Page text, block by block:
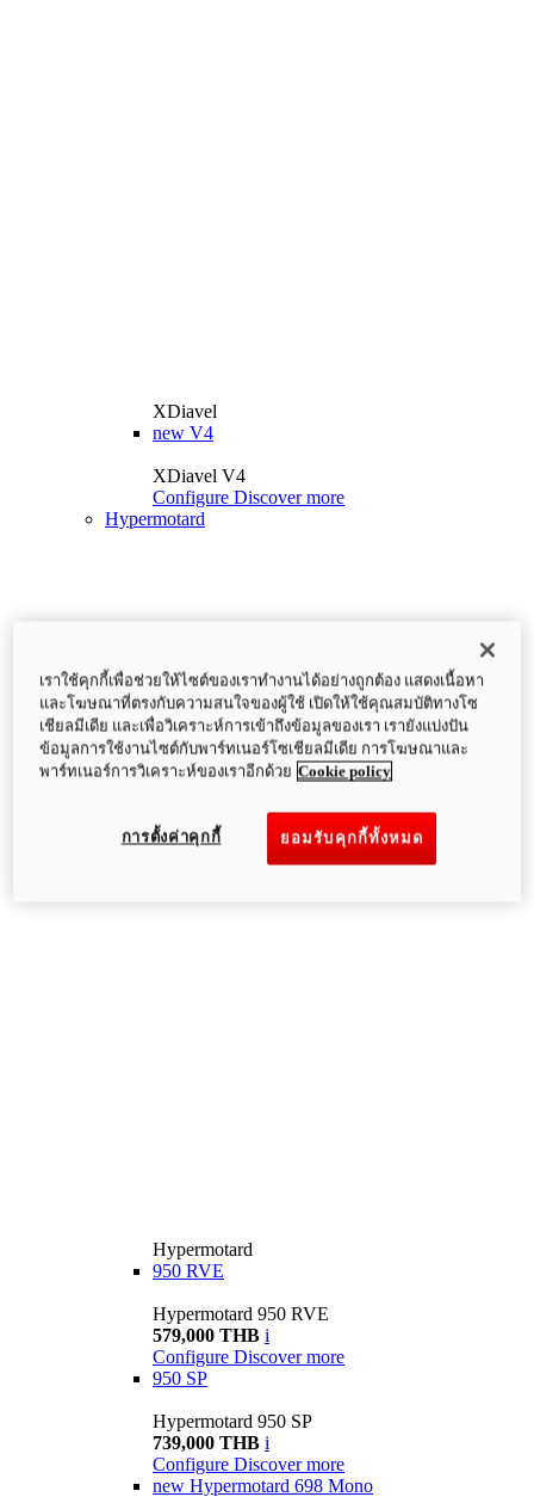
XDiavel
new V4
XDiavel V4
Configure Discover more
Hypermotard
Hypermotard
950 RVE
Hypermotard 950 RVE
579,000 THB i
Configure Discover more
950 SP
Hypermotard 950 SP
739,000 THB i
Configure Discover more
new Hypermotard 698 Mono
เราใช้คุกกี้เพื่อช่วยให้ไซต์ของเราทำงานได้อย่างถูกต้อง แสดงเนื้อหา
และโฆษณาที่ตรงกับความสนใจของผู้ใช้ เปิดให้ใช้คุณสมบัติทางโซ
เชียลมีเดีย และเพื่อวิเคราะห์การเข้าถึงข้อมูลของเรา เรายังแบ่งปัน
ข้อมูลการใช้งานไซต์กับพาร์ทเนอร์โซเชียลมีเดีย การโฆษณาและ
พาร์ทเนอร์การวิเคราะห์ของเราอีกด้วย Cookie policy
ยอมรับคุกกี้ทั้งหมด
การตั้งค่าคุกกี้